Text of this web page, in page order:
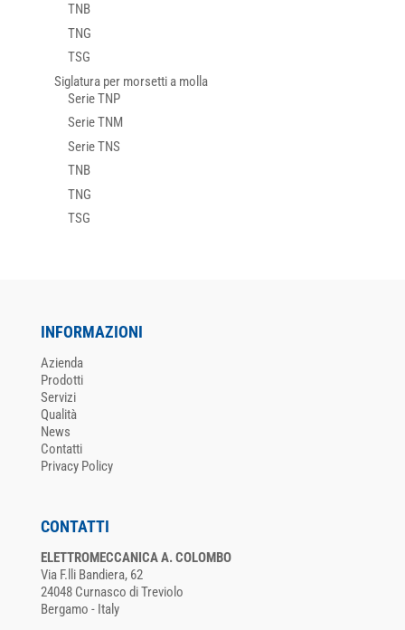
TNB
TNG
TSG
Siglatura per morsetti a molla
Serie TNP
Serie TNM
Serie TNS
TNB
TNG
TSG
INFORMAZIONI
Azienda
Prodotti
Servizi
Qualità
News
Contatti
Privacy Policy
CONTATTI
ELETTROMECCANICA A. COLOMBO
Via F.lli Bandiera, 62
24048 Curnasco di Treviolo
Bergamo - Italy